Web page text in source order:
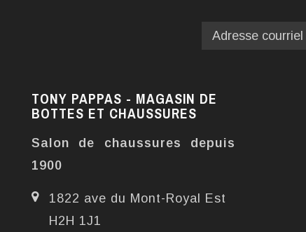
TONY PAPPAS - MAGASIN DE
BOTTES ET CHAUSSURES
Salon de chaussures depuis
1900
1822 ave du Mont-Royal Est
H2H 1J1